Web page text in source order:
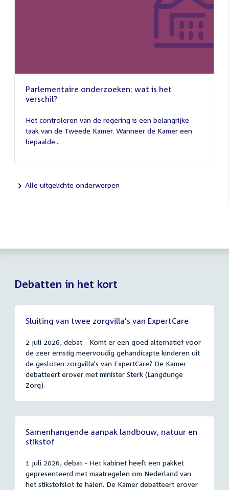
Parlementaire onderzoeken: wat is het
verschil?
juli
2026
Het controleren van de regering is een belangrijke
taak van de Tweede Kamer. Wanneer de Kamer een
bepaalde...
Alle uitgelichte onderwerpen
Debatten in het kort
Sluiting van twee zorgvilla's van ExpertCare
2 juli 2026, debat - Komt er een goed alternatief voor
de zeer ernstig meervoudig gehandicapte kinderen uit
de gesloten zorgvilla's van ExpertCare? De Kamer
debatteert erover met minister Sterk (Langdurige
Zorg).
Samenhangende aanpak landbouw, natuur en
stikstof
1 juli 2026, debat - Het kabinet heeft een pakket
gepresenteerd met maatregelen om Nederland van
het stikstofslot te halen. De Kamer debatteert erover